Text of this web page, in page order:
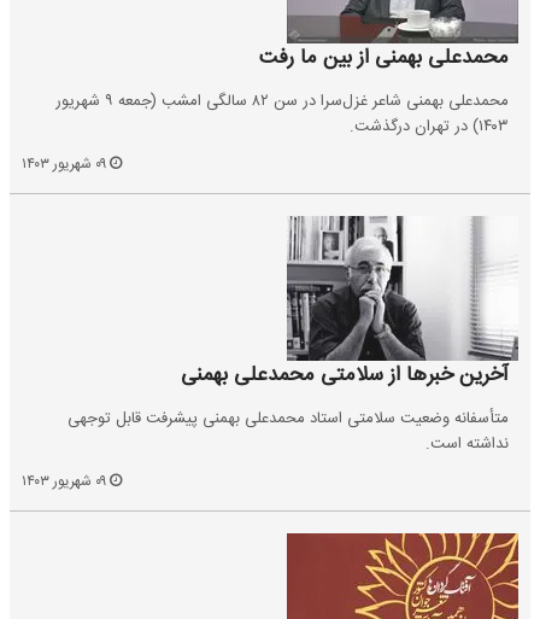
محمدعلی بهمنی از بین ما رفت
محمدعلی بهمنی شاعر غزل‌سرا در سن ۸۲ سالگی امشب (جمعه ۹ شهریور
۱۴۰۳) در تهران درگذشت.
آخرین خبرها از سلامتی محمدعلی بهمنی
متأسفانه وضعیت سلامتی استاد محمدعلی بهمنی پیشرفت قابل توجهی
نداشته است.